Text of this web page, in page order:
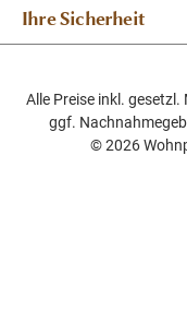
Ihre Sicherheit
Alle Preise inkl.
ggf.
© 2026